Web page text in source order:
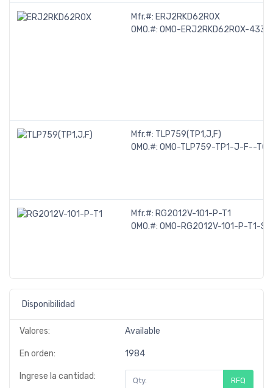
Mfr.#: ERJ2RKD62R0X
OMO.#: OMO-ERJ2RKD62R0X-433
Mfr.#: TLP759(TP1,J,F)
OMO.#: OMO-TLP759-TP1-J-F--
Mfr.#: RG2012V-101-P-T1
OMO.#: OMO-RG2012V-101-P-T1-
Disponibilidad
Valores: Available
En orden: 1984
Ingrese la cantidad: RFQ